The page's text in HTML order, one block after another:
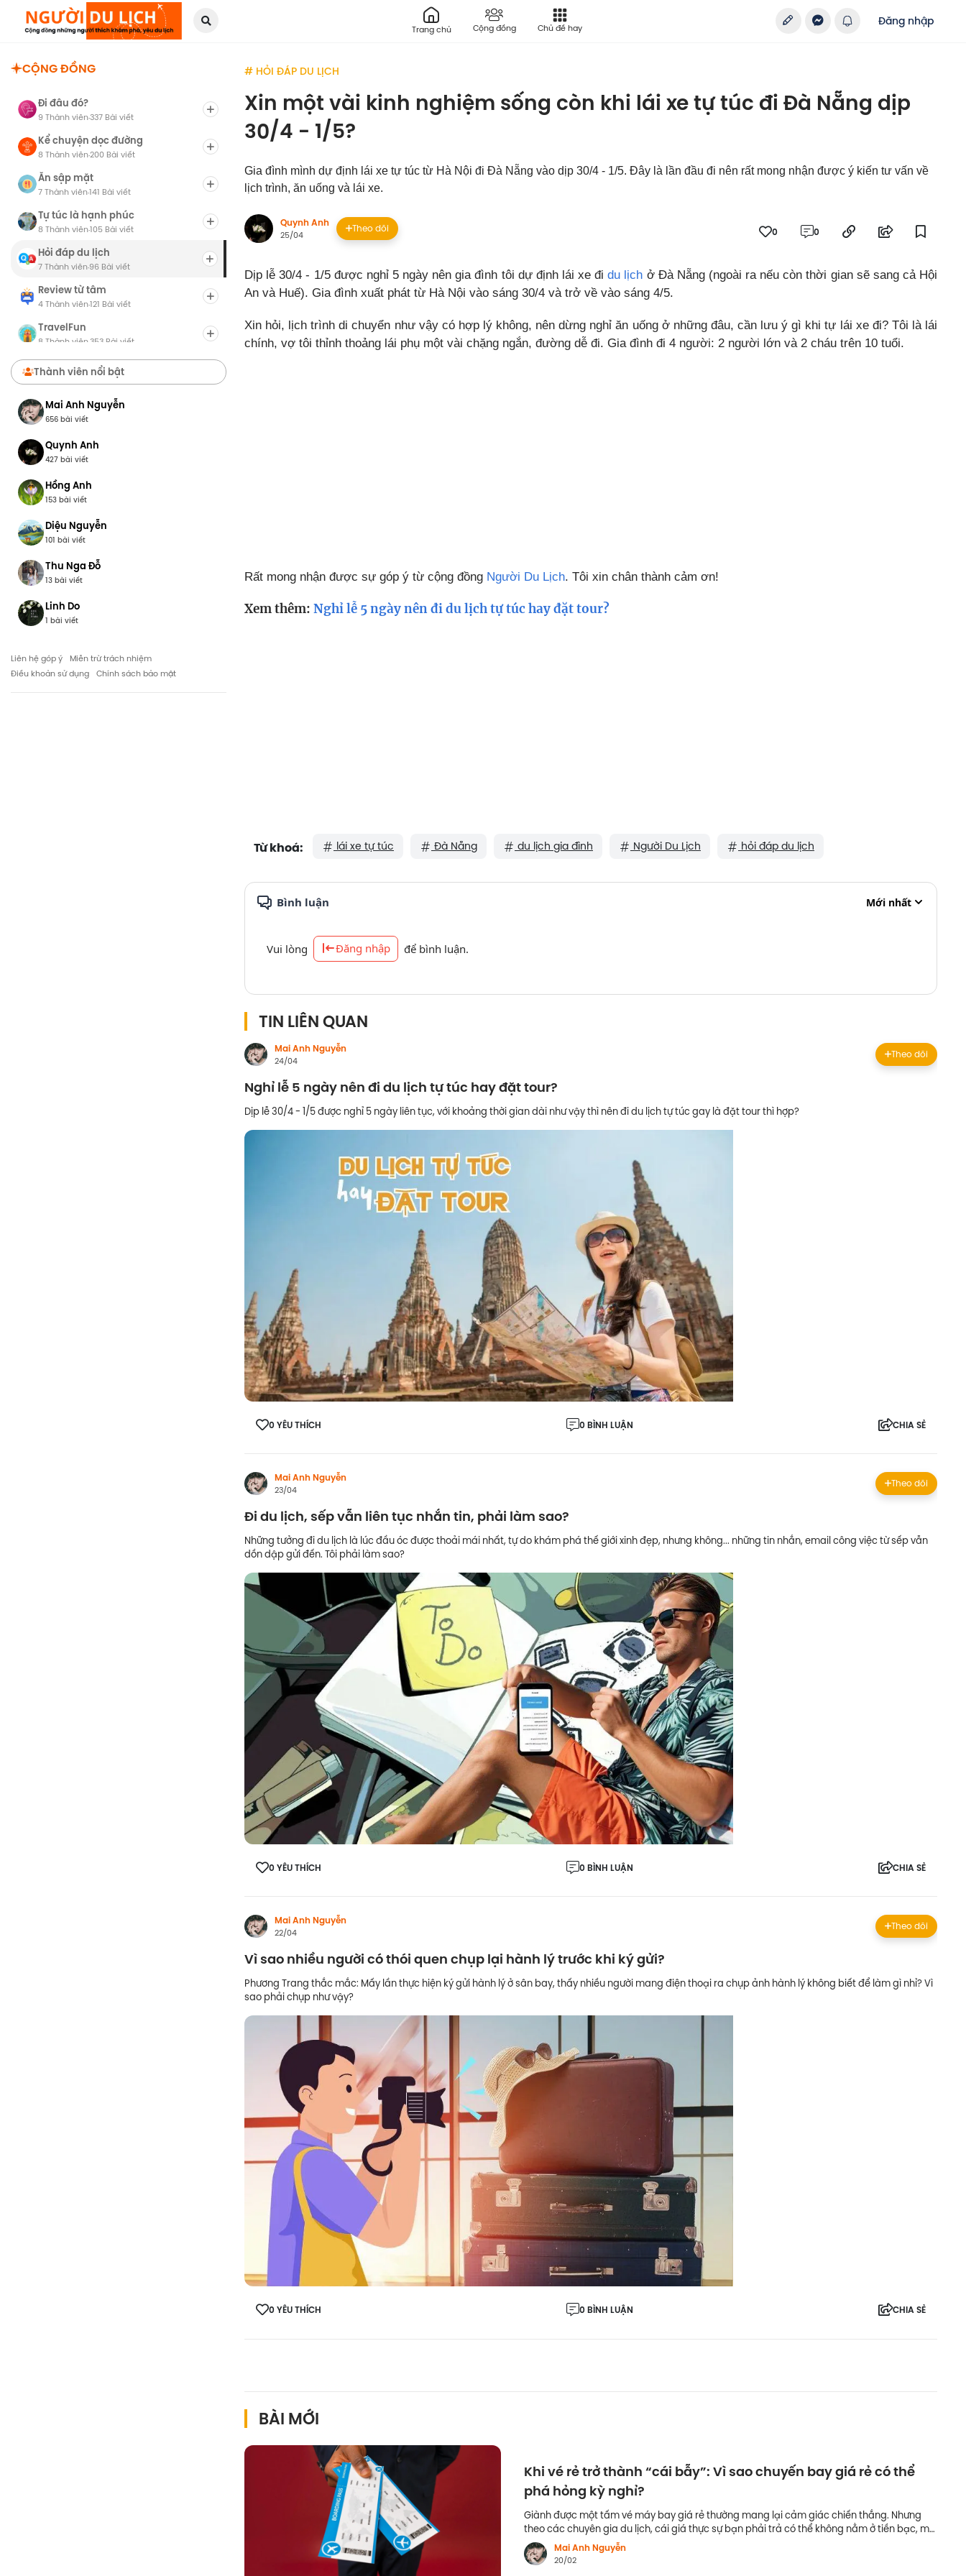
Trang chủ Cộng đồng Chủ đề hay
Đăng nhập
CỘNG ĐỒNG
Đi đâu đó?
9 Thành viên·337 Bài viết
Kể chuyện dọc đường
8 Thành viên·200 Bài viết
Ăn sập mặt
7 Thành viên·141 Bài viết
Tự túc là hạnh phúc
8 Thành viên·105 Bài viết
Hỏi đáp du lịch
7 Thành viên·96 Bài viết
Review từ tâm
4 Thành viên·121 Bài viết
TravelFun
8 Thành viên353 Bài viết
Chợ Du Lịch
8 Thành viên 0 Bài viết
Thành viên nổi bật
Mai Anh Nguyễn
656 bài viết
Quynh Anh
427 bài viết
Hồng Anh
153 bài viết
Diệu Nguyễn
101 bài viết
Thu Nga Đỗ
13 bài viết
Linh Do
1 bài viết
Liên hệ góp ý
Miễn trừ trách nhiệm
Điều khoản sử dụng
Chính sách bảo mật
# HỎI ĐÁP DU LỊCH
Xin một vài kinh nghiệm sống còn khi lái xe tự túc đi Đà Nẵng dịp
30/4 - 1/5?
Gia đình mình dự định lái xe tự túc từ Hà Nội đi Đà Nẵng vào dịp 30/4 - 1/5. Đây là lần đầu đi nên rất mong nhận được ý kiến tư vấn về
lịch trình, ăn uống và lái xe.
Quynh Anh
25/04
Theo dõi 0 0
Dịp lễ 30/4 - 1/5 được nghỉ 5 ngày nên gia đình tôi dự định lái xe đidu lịch ở Đà Nẵng (ngoài ra nếu còn thời gian sẽ sang cả Hội
An và Huế). Gia đình xuất phát từ Hà Nội vào sáng 30/4 và trở về vào sáng 4/5.
Xin hỏi, lịch trình di chuyển như vậy có hợp lý không, nên dừng nghỉ ăn uống ở những đâu, cần lưu ý gì khi tự lái xe đi? Tôi là lái
chính, vợ tôi thỉnh thoảng lái phụ một vài chặng ngắn, đường dễ đi. Gia đình đi 4 người: 2 người lớn và 2 cháu trên 10 tuổi.
Rất mong nhận được sự góp ý từ cộng đồng Người Du Lịch. Tôi xin chân thành cảm ơn!
Xem thêm: Nghỉ lễ 5 ngày nên đi du lịch tự túc hay đặt tour?
Từ khoá: lái xe tự túc Đà Nẵng du lịch gia đình Người Du Lịch hỏi đáp du lịch
Bình luận Mới nhất
Vui lòng Đăng nhập để bình luận.
TIN LIÊN QUAN
Mai Anh Nguyễn
24/04
Theo dõi
Nghỉ lễ 5 ngày nên đi du lịch tự túc hay đặt tour?
Dịp lễ 30/4 - 1/5 được nghỉ 5 ngày liên tục, với khoảng thời gian dài như vậy thì nên đi du lịch tự túc gay là đặt tour thì hợp?
0 YÊU THÍCH 0 BÌNH LUẬN CHIA SẺ
Mai Anh Nguyễn
23/04
Theo dõi
Đi du lịch, sếp vẫn liên tục nhắn tin, phải làm sao?
Những tưởng đi du lịch là lúc đầu óc được thoải mái nhất, tự do khám phá thế giới xinh đẹp, nhưng không... những tin nhắn, email công việc từ sếp vẫn
dồn dập gửi đến. Tôi phải làm sao?
0 YÊU THÍCH 0 BÌNH LUẬN CHIA SẺ
Mai Anh Nguyễn
22/04
Theo dõi
Vì sao nhiều người có thói quen chụp lại hành lý trước khi ký gửi?
Phương Trang thắc mắc: Mấy lần thực hiện ký gửi hành lý ở sân bay, thấy nhiều người mang điện thoại ra chụp ảnh hành lý không biết để làm gì nhỉ? Vì
sao phải chụp như vậy?
0 YÊU THÍCH 0 BÌNH LUẬN CHIA SẺ
BÀI MỚI
Khi vé rẻ trở thành “cái bẫy”: Vì sao chuyến bay giá rẻ có thể
phá hỏng kỳ nghỉ?
Giành được một tấm vé máy bay giá rẻ thường mang lại cảm giác chiến thắng. Nhưng
theo các chuyên gia du lịch, cái giá thực sự bạn phải trả có thể không nằm ở tiền bạc, mà
ở thời gian, năng lượng và cảm xúc ngay ngày đầu kỳ nghỉ.
Mai Anh Nguyễn
20/02